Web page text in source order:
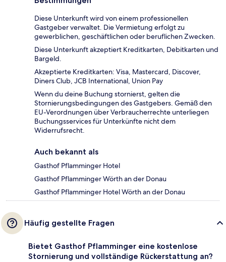
Diese Unterkunft wird von einem professionellen
Gastgeber verwaltet. Die Vermietung erfolgt zu
gewerblichen, geschäftlichen oder beruflichen Zwecken.
Diese Unterkunft akzeptiert Kreditkarten, Debitkarten und
Bargeld.
Akzeptierte Kreditkarten: Visa, Mastercard, Discover,
Diners Club, JCB International, Union Pay
Wenn du deine Buchung stornierst, gelten die
Stornierungsbedingungen des Gastgebers. Gemäß den
EU-Verordnungen über Verbraucherrechte unterliegen
Buchungsservices für Unterkünfte nicht dem
Widerrufsrecht.
Auch bekannt als
Gasthof Pflamminger Hotel
Gasthof Pflamminger Wörth an der Donau
Gasthof Pflamminger Hotel Wörth an der Donau
Häufig gestellte Fragen
Bietet Gasthof Pflamminger eine kostenlose
Stornierung und vollständige Rückerstattung an?